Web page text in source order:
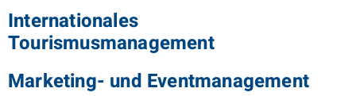
Internationales
Tourismusmanagement
Marketing- und Eventmanagement